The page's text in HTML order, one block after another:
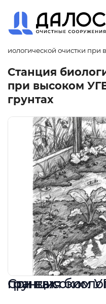
биологической очистки при
Станция
при высоком
грунтах
Станция биологической очистки при высоком УГВ и глинистых грунтах